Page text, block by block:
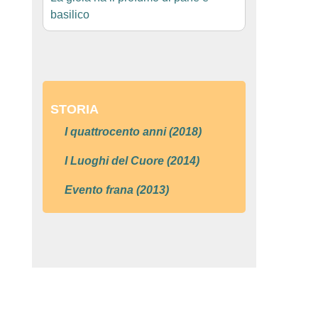
basilico
STORIA
I quattrocento anni (2018)
I Luoghi del Cuore (2014)
Evento frana (2013)